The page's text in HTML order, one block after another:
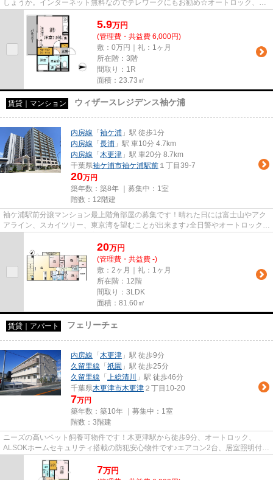
しょうか。インターネット無料なのでテレワークにもお勧め☆オートロック、セ
コムセキュリティシステム搭載...
5.9万円
(管理費・共益費 6,000円)
敷：0万円｜礼：1ヶ月
所在階：3階
間取り：1R
面積：23.73㎡
賃貸｜マンション ウィザースレジデンス袖ケ浦
内房線 「 袖ケ浦 」駅 徒歩1分
内房線 「 長浦 」駅 車10分 4.7km
内房線 「 木更津 」駅 車20分 8.7km
千葉県袖ケ浦市袖ケ浦駅前 １丁目39-7
20万円
築年数：築8年 ｜募集中： 1室
階数：12階建
袖ケ浦駅前分譲マンション最上階角部屋の募集です！晴れた日には富士山やアク
アライン、スカイツリー、東京湾を望むことが出来ます♪全日警やオートロック、
20万円
(管理費・共益費 -)
敷：2ヶ月｜礼：1ヶ月
所在階：12階
間取り：3LDK
面積：81.60㎡
賃貸｜アパート フェリーチェ
内房線 「 木更津 」駅 徒歩9分
久留里線 「 祇園 」駅 徒歩25分
久留里線 「 上総清川
」駅 徒歩46分
千葉県木更津市木更津 ２丁目10-20
7万円
築年数：築10年 ｜募集中： 1室
階数：3階建
ニーズの高いペット飼養可物件です！木更津駅から徒歩9分、オートロック、
ALSOKホームセキュリティ搭載の防犯安心物件です♪エアコン2台、居室照明付き
なので引越し後すぐに快適に過ご...
7万円